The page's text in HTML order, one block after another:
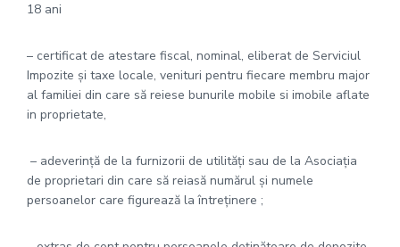
18 ani
– certificat de atestare fiscal, nominal, eliberat de Serviciul
Impozite și taxe locale, venituri pentru fiecare membru major
al familiei din care să reiese bunurile mobile si imobile aflate
in proprietate,
– adeverință de la furnizorii de utilități sau de la Asociaţia
de proprietari din care să reiasă numărul şi numele
persoanelor care figurează la întreţinere ;